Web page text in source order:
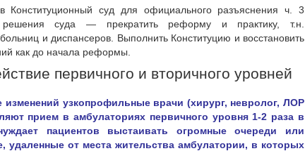
Конституционный суд для официального разъяснения ч. 3
суда — прекратить реформу и практику, т.н.
и диспансеров. Выполнить Конституцию и восстановить
как до начала реформы.
первичного и вторичного уровней
изменений узкопрофильные врачи (хирург, невролог, ЛОР
прием в амбулаториях первичного уровня 1-2 раза в
пациентов выстаивать огромные очереди или
удаленные от места жительства амбулатории, в которых